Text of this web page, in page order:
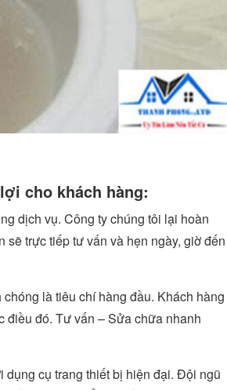
cho khách hàng:
dịch vụ. Công ty chúng tôi lại hoàn
trực tiếp tư vấn và hẹn ngày, giờ đến
là tiêu chí hàng đầu. Khách hàng
điều đó. Tư vấn – Sửa chữa nhanh
dụng cụ trang thiết bị hiện đại. Đội ngũ